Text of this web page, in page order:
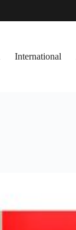
International